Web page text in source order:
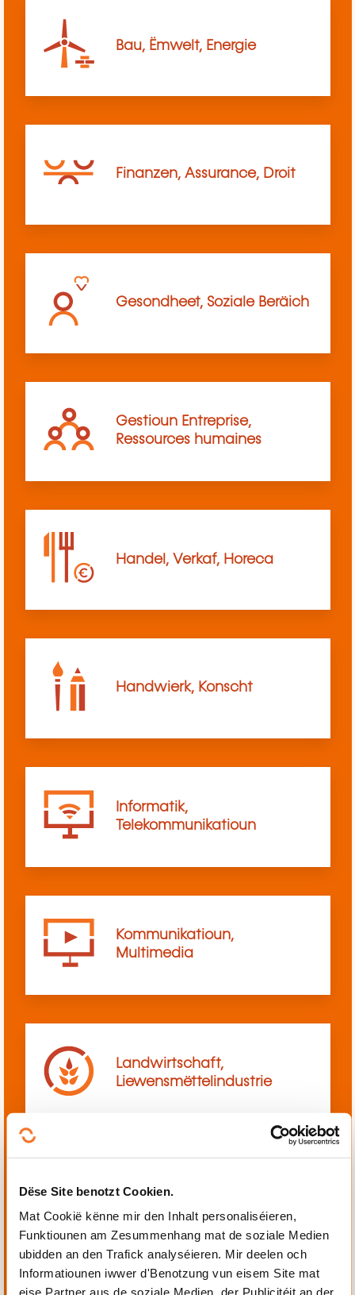
Dëse Site benotzt Cookien.
Mat Cookië kënne mir den Inhalt personaliséieren,
Funktiounen am Zesummenhang mat de soziale Medien
ubidden an den Trafick analyséieren. Mir deelen och
Informatiounen iwwer d'Benotzung vun eisem Site mat
eise Partner aus de soziale Medien, der Publicitéit an der
Bau, Ëmwelt, Energie
Finanzen, Assurance, Droit
Gesondheet, Soziale Beräich
Gestioun Entreprise,
Ressources humaines
Handel, Verkaf, Horeca
Handwierk, Konscht
Informatik,
Telekommunikatioun
Kommunikatioun,
Multimedia
Landwirtschaft,
Liewensmëttelindustrie
Mechanik, Elektrotechnik,
Automatiséierung